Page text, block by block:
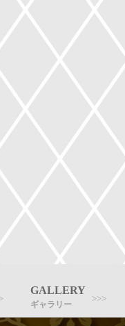
GALLERY
ギャラリー